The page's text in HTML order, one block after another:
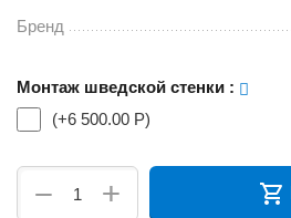
Бренд
Монтаж шведской стенки :
(+6 500.00 Р)
+
−